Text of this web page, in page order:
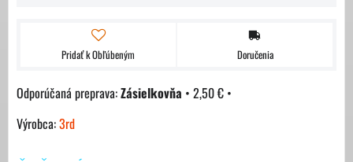
Pridať k Obľúbeným Doručenia
Zásielkovňa • 2,50 € •
Výrobca:3rd